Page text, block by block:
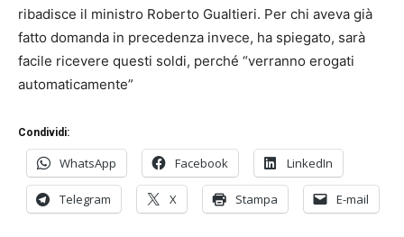
ribadisce il ministro Roberto Gualtieri. Per chi aveva già
fatto domanda in precedenza invece, ha spiegato, sarà
facile ricevere questi soldi, perché “verranno erogati
automaticamente”
Condividi:
WhatsApp Facebook LinkedIn
Telegram X Stampa E-mail